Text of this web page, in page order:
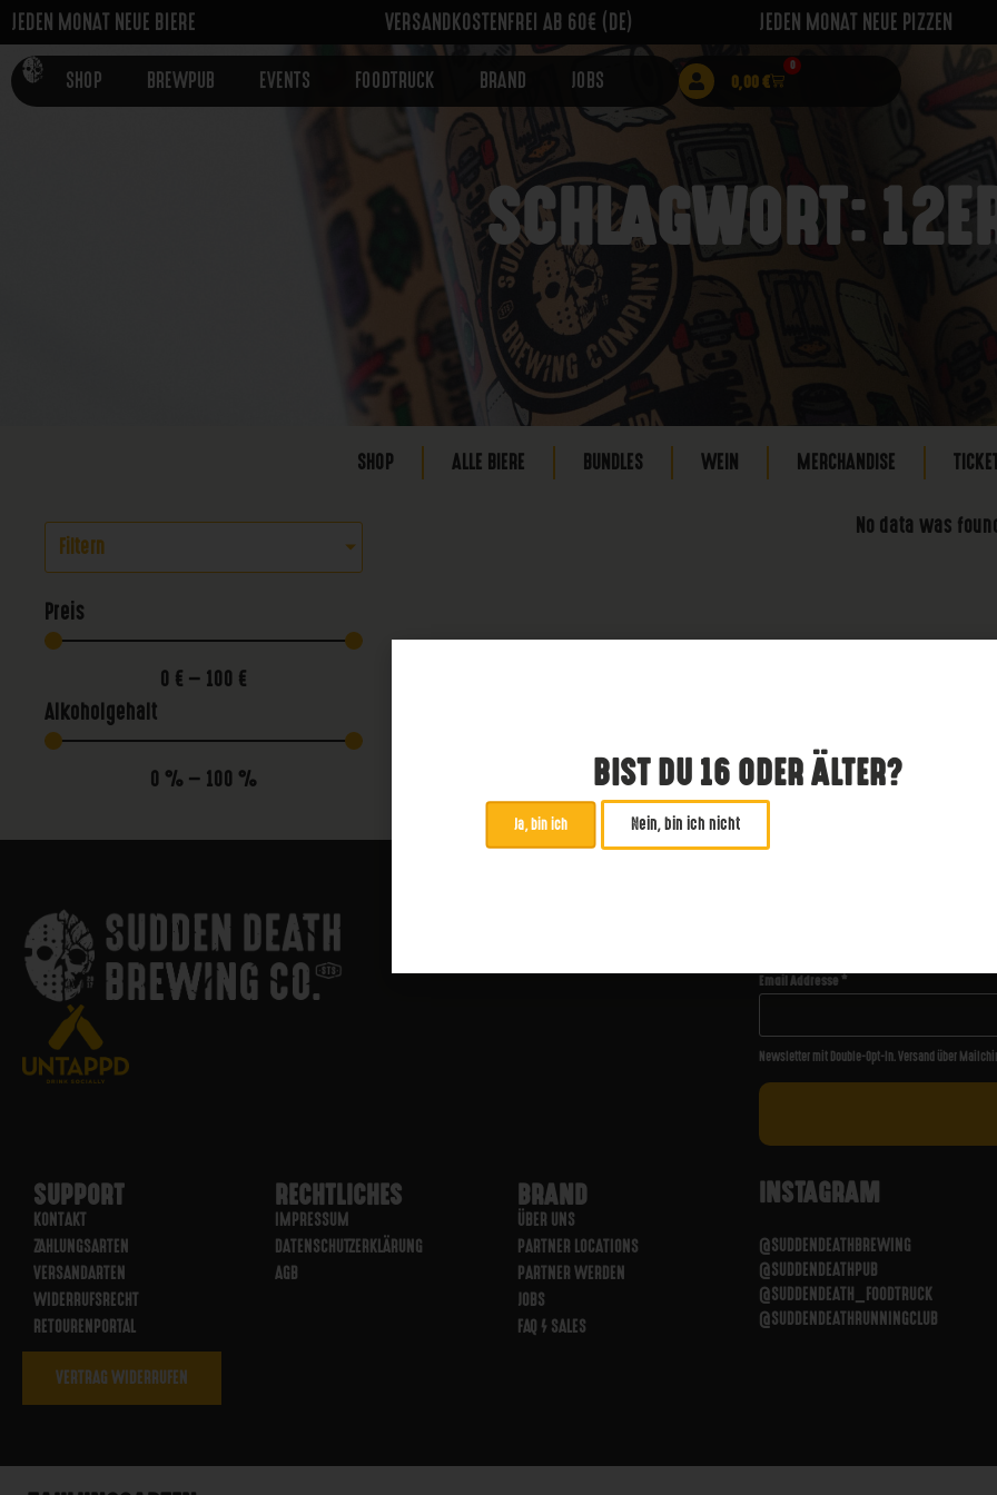
JEDEN MONAT NEUE BIERE VERSANDKOSTENFREI AB 60€ (DE) JEDEN MONAT NEUE PIZZEN
SHOP BREWPUB EVENTS FOODTRUCK BRAND JOBS 0,00€
0
SCHLAGWORT:
SHOP ALLE BIERE BUNDLES WEIN MERCHANDISE
Filtern
Preis
0 € — 100 €
Alkoholgehalt
0 % — 100 %
No data was found
Email Addresse*
Newsletter mit Double-Opt-In. Versand über
SUPPORT
KONTAKT
ZAHLUNGSARTEN
VERSANDARTEN
WIDERRUFSRECHT
RETOURENPORTAL
RECHTLICHES
IMPRESSUM
DATENSCHUTZERKLÄRUNG
AGB
BRAND
ÜBER UNS
PARTNER LOCATIONS
PARTNER WERDEN
JOBS
FAQ / SALES
INSTAGRAM
@SUDDENDEATHBREWING
@SUDDENDEATHPUB
@SUDDENDEATH_FOODTRUCK
@SUDDENDEATHRUNNINGCLUB
VERTRAG WIDERRUFEN
BIST DU 16 ODER ÄLTER?
Ja, bin ich Nein, bin ich nicht